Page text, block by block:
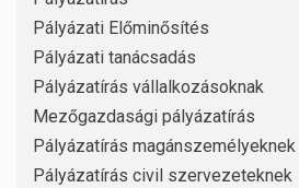
Pályázati Előminősítés
Pályázati tanácsadás
Pályázatírás vállalkozásoknak
Mezőgazdasági pályázatírás
Pályázatírás magánszemélyeknek
Pályázatírás civil szervezeteknek